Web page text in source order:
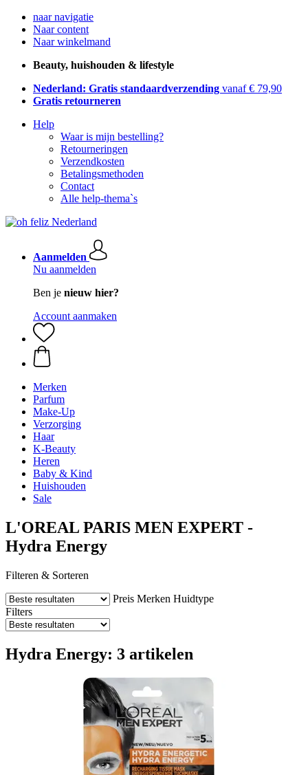
naar navigatie
Naar content
Naar winkelmand
Beauty, huishouden & lifestyle
Nederland: Gratis standaardverzending vanaf € 79,90
Gratis retourneren
Help
Waar is mijn bestelling?
Retourneringen
Verzendkosten
Betalingsmethoden
Contact
Alle help-thema`s
Aanmelden
Nu aanmelden
Ben je nieuw hier?
Account aanmaken
Merken
Parfum
Make-Up
Verzorging
Haar
K-Beauty
Heren
Baby & Kind
Huishouden
Sale
L'OREAL PARIS MEN EXPERT -
Hydra Energy
Filteren & Sorteren
Preis Merken Huidtype
Filters
Hydra Energy: 3 artikelen